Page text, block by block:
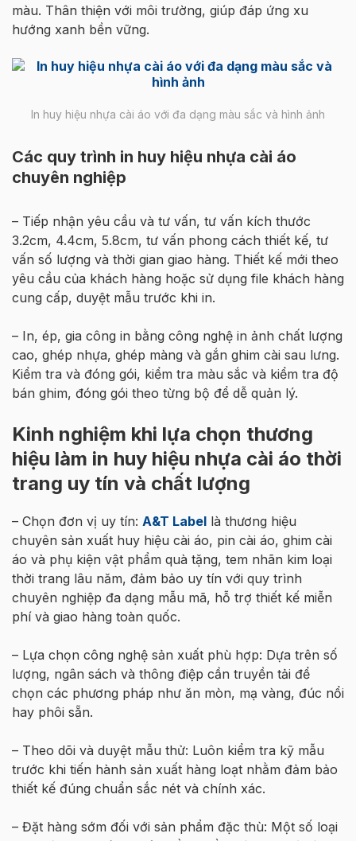
màu. Thân thiện với môi trường, giúp đáp ứng xu
hướng xanh bền vững.
In huy hiệu nhựa cài áo với đa dạng màu sắc và hình ảnh
Các quy trình in huy hiệu nhựa cài áo
chuyên nghiệp
– Tiếp nhận yêu cầu và tư vấn, tư vấn kích thước
3.2cm, 4.4cm, 5.8cm, tư vấn phong cách thiết kế, tư
vấn số lượng và thời gian giao hàng. Thiết kế mới theo
yêu cầu của khách hàng hoặc sử dụng file khách hàng
cung cấp, duyệt mẫu trước khi in.
– In, ép, gia công in bằng công nghệ in ảnh chất lượng
cao, ghép nhựa, ghép màng và gắn ghim cài sau lưng.
Kiểm tra và đóng gói, kiểm tra màu sắc và kiểm tra độ
bán ghim, đóng gói theo từng bộ để dễ quản lý.
Kinh nghiệm khi lựa chọn thương
hiệu làm in huy hiệu nhựa cài áo thời
trang uy tín và chất lượng
– Chọn đơn vị uy tín: A&T Label là thương hiệu
chuyên sản xuất huy hiệu cài áo, pin cài áo, ghim cài
áo và phụ kiện vật phẩm quà tặng, tem nhãn kim loại
thời trang lâu năm, đảm bảo uy tín với quy trình
chuyên nghiệp đa dạng mẫu mã, hỗ trợ thiết kế miễn
phí và giao hàng toàn quốc.
– Lựa chọn công nghệ sản xuất phù hợp: Dựa trên số
lượng, ngân sách và thông điệp cần truyền tải để
chọn các phương pháp như ăn mòn, mạ vàng, đúc nổi
hay phôi sẵn.
– Theo dõi và duyệt mẫu thử: Luôn kiểm tra kỹ mẫu
trước khi tiến hành sản xuất hàng loạt nhằm đảm bảo
thiết kế đúng chuẩn sắc nét và chính xác.
– Đặt hàng sớm đối với sản phẩm đặc thù: Một số loại